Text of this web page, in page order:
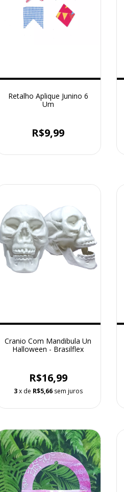
Retalho Aplique Junino 6
Um
R$9,99
Cranio Com Mandibula Un
Halloween - Brasilflex
R$16,99
3x de R$5,66 sem juros